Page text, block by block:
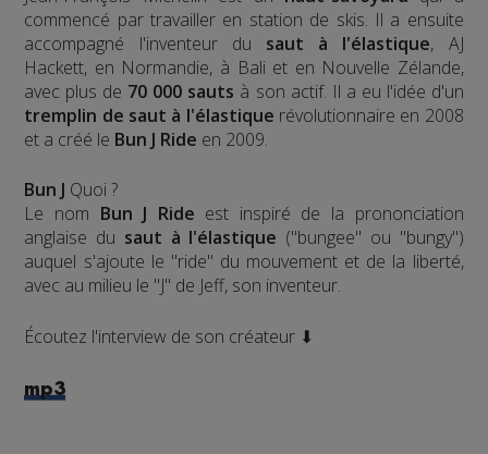
commencé par travailler en station de skis. Il a ensuite
accompagné l'inventeur du saut à l'élastique, AJ
Hackett, en Normandie, à Bali et en Nouvelle Zélande,
avec plus de 70 000 sauts à son actif. Il a eu l'idée d'un
tremplin de saut à l'élastique révolutionnaire en 2008
et a créé le Bun J Ride en 2009.
Bun J Quoi ?
Le nom Bun J Ride est inspiré de la prononciation
anglaise du saut à l'élastique ("bungee" ou "bungy")
auquel s'ajoute le "ride" du mouvement et de la liberté,
avec au milieu le "J" de Jeff, son inventeur.
Écoutez l'interview de son créateur ⬇
mp3